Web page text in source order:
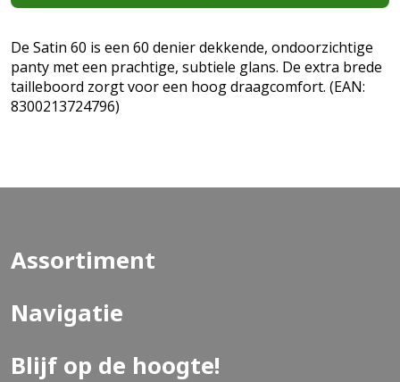
De Satin 60 is een 60 denier dekkende, ondoorzichtige
panty met een prachtige, subtiele glans. De extra brede
tailleboord zorgt voor een hoog draagcomfort. (EAN:
8300213724796)
Assortiment
Navigatie
Blijf op de hoogte!